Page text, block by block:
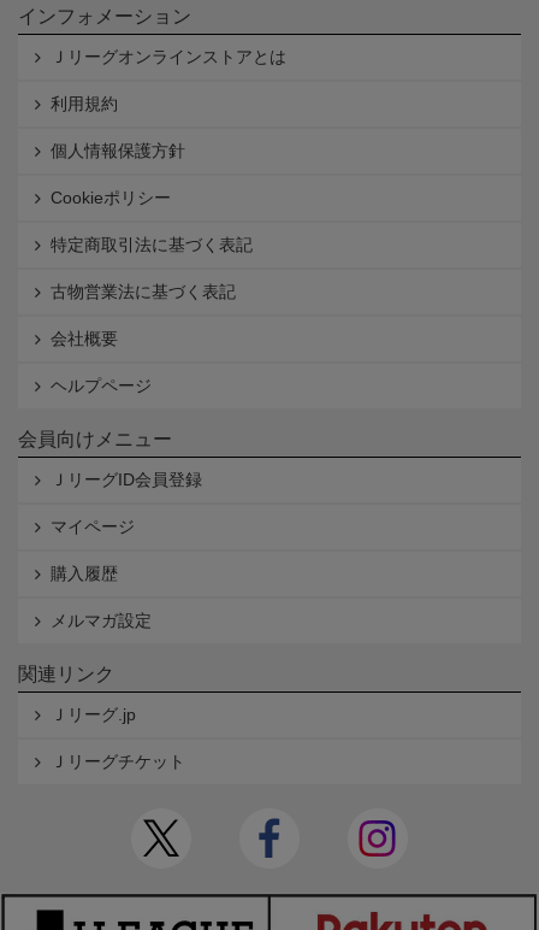
インフォメーション
Ｊリーグオンラインストアとは
利用規約
個人情報保護方針
Cookieポリシー
特定商取引法に基づく表記
古物営業法に基づく表記
会社概要
ヘルプページ
会員向けメニュー
ＪリーグID会員登録
マイページ
購入履歴
メルマガ設定
関連リンク
Ｊリーグ.jp
Ｊリーグチケット